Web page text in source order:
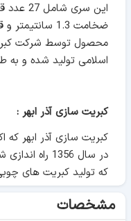
ضخامت 1.3
محصول توسط شرکت
اسلامی تولید شده و به
کبریت سازی آذر ابهر :
کبریت سازی آذر ابهر که
در سال 1356
که تولید کبریت های
مشخصات